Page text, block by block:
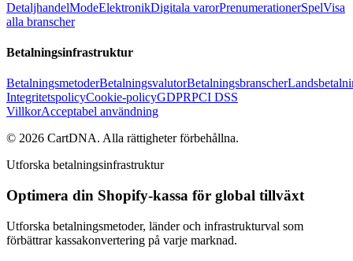
DetaljhandelModeElektronikDigitala varorPrenumerationerSpelVisa
alla branscher
Betalningsinfrastruktur
BetalningsmetoderBetalningsvalutorBetalningsbranscher
IntegritetspolicyCookie-policyGDPRPCI DSS
VillkorAcceptabel användning
© 2026 CartDNA. Alla rättigheter förbehållna.
Utforska betalningsinfrastruktur
Optimera din Shopify-kassa för global tillväxt
Utforska betalningsmetoder, länder och infrastrukturval som
förbättrar kassakonvertering på varje marknad.